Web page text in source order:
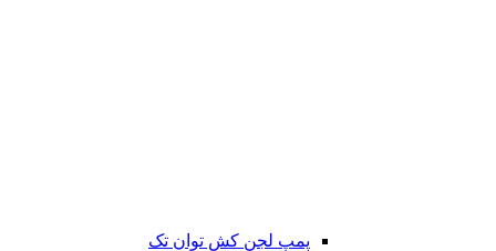
پمپ لجن کش توان تک